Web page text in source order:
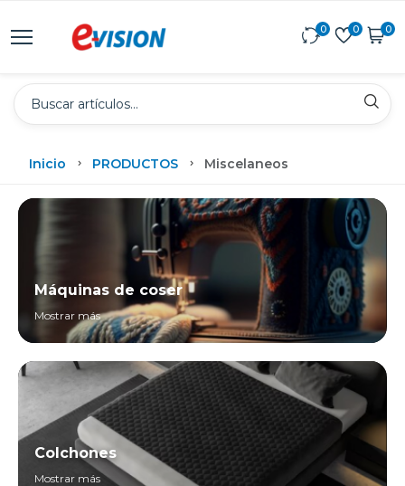
0 0 0
Inicio PRODUCTOS Miscelaneos
Máquinas de coser
Mostrar más
Colchones
Mostrar más